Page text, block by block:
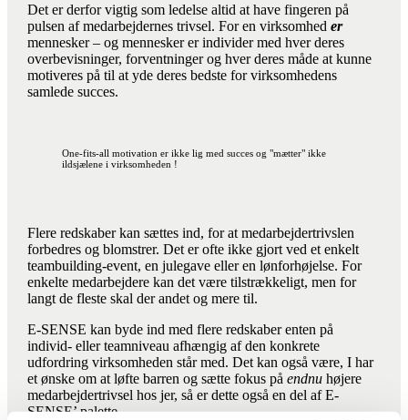
Det er derfor vigtig som ledelse altid at have fingeren på
pulsen af medarbejdernes trivsel. For en virksomhed er
mennesker – og mennesker er individer med hver deres
overbevisninger, forventninger og hver deres måde at kunne
motiveres på til at yde deres bedste for virksomhedens
samlede succes.
One-fits-all motivation er ikke lig med succes og "mætter" ikke
ildsjælene i virksomheden !
Flere redskaber kan sættes ind, for at medarbejdertrivslen
forbedres og blomstrer. Det er ofte ikke gjort ved et enkelt
teambuilding-event, en julegave eller en lønforhøjelse. For
enkelte medarbejdere kan det være tilstrækkeligt, men for
langt de fleste skal der andet og mere til.
E-SENSE kan byde ind med flere redskaber enten på
individ- eller teamniveau afhængig af den konkrete
udfordring virksomheden står med. Det kan også være, I har
et ønske om at løfte barren og sætte fokus på endnuhøjere
medarbejdertrivsel hos jer, så er dette også en del af E-
SENSE’ palette.